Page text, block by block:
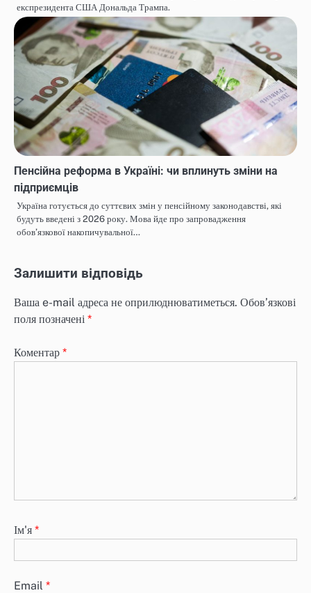
експрезидента США Дональда Трампа.
Пенсійна реформа в Україні: чи вплинуть зміни на
підприємців
Україна готується до суттєвих змін у пенсійному законодавстві, які
будуть введені з 2026 року. Мова йде про запровадження
обов’язкової накопичувальної…
Залишити відповідь
Ваша e-mail адреса не оприлюднюватиметься. Обов’язкові
поля позначені *
Коментар *
Ім'я *
Email *